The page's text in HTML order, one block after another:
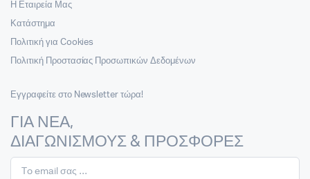
Η Εταιρεία Μας
Κατάστημα
Πολιτική για Cookies
Πολιτική Προστασίας Προσωπικών Δεδομένων
Εγγραφείτε στο Newsletter τώρα!
ΓΙΑ ΝΕΑ,
ΔΙΑΓΩΝΙΣΜΟΥΣ & ΠΡΟΣΦΟΡΕΣ